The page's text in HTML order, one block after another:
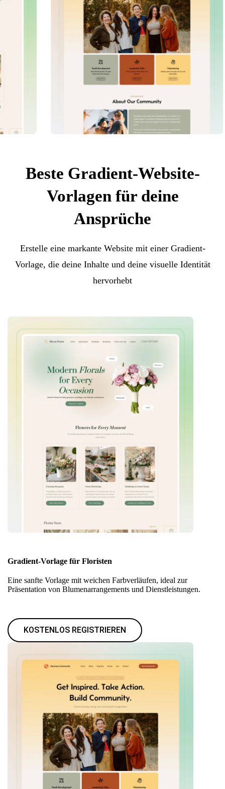
Beste Gradient-Website-
Vorlagen für deine
Ansprüche
Erstelle eine markante Website mit einer Gradient-
Vorlage, die deine Inhalte und deine visuelle Identität
hervorhebt
Gradient-Vorlage für Floristen
Eine sanfte Vorlage mit weichen Farbverläufen, ideal zur
Präsentation von Blumenarrangements und Dienstleistungen.
KOSTENLOS REGISTRIEREN